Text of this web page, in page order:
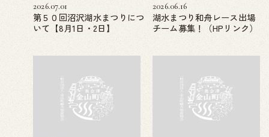
2026.07.01
第５０回沼沢湖水まつりにつ
いて【8月1日・2日】
2026.06.16
湖水まつり和舟レース出場
チーム募集！（HPリンク）